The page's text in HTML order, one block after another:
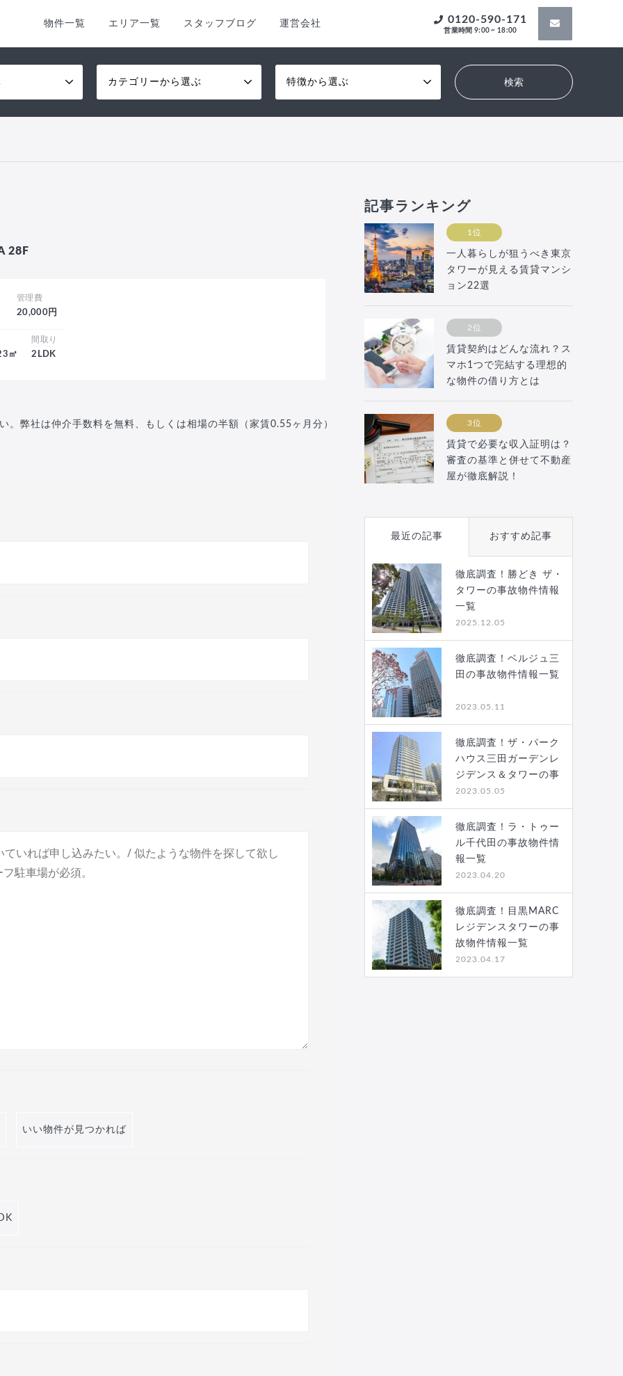
物件一覧 エリア一覧 スタッフブログ 運営会社 0120-590-171
営業時間 9:00 ~ 18:00
カテゴリーから選ぶ 特徴から選ぶ
28F
管理費
20,000円
㎡
間取り
2LDK
。弊社は仲介手数料を無料、もしくは相場の半額（家賃0.55ヶ月分）
いい物件が見つかれば
記事ランキング
1位
一人暮らしが狙うべき東京
タワーが見える賃貸マンシ
ョン22選
2位
賃貸契約はどんな流れ？ス
マホ1つで完結する理想的
な物件の借り方とは
3位
賃貸で必要な収入証明は？
審査の基準と併せて不動産
屋が徹底解説！
最近の記事 おすすめ記事
徹底調査！勝どき ザ・
タワーの事故物件情報
一覧
2025.12.05
徹底調査！ベルジュ三
田の事故物件情報一覧
2023.05.11
徹底調査！ザ・パーク
ハウス三田ガーデンレ
ジデンス＆タワーの事
故…
2023.05.05
徹底調査！ラ・トゥー
ル千代田の事故物件情
報一覧
2023.04.20
徹底調査！目黒MARC
レジデンスタワーの事
故物件情報一覧
2023.04.17